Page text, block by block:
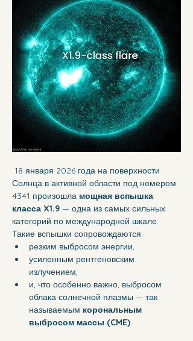
18 января 2026 года на поверхности
Солнца в активной области под номером
4341 произошла мощная вспышка
класса X1.9 — одна из самых сильных
категорий по международной шкале.
Такие вспышки сопровождаются:
резким выбросом энергии,
усиленным рентгеновским
излучением,
и, что особенно важно, выбросом
облака солнечной плазмы — так
называемым корональным
выбросом массы (CME).